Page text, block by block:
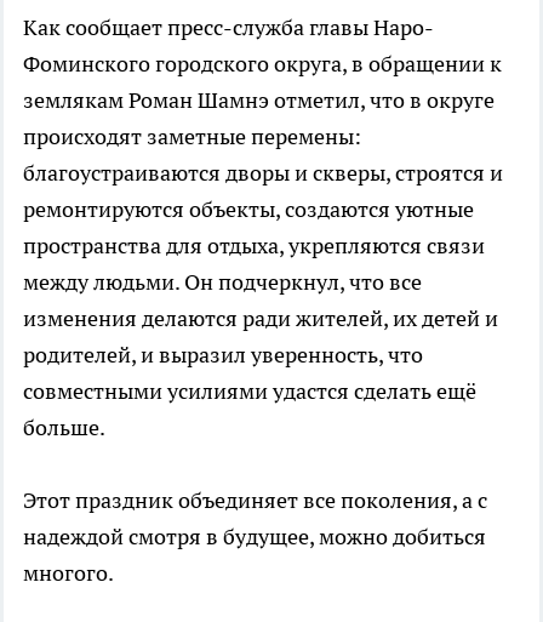
Как сообщает пресс-служба главы Наро-
Фоминского городского округа, в обращении к
землякам Роман Шамнэ отметил, что в округе
происходят заметные перемены:
благоустраиваются дворы и скверы, строятся и
ремонтируются объекты, создаются уютные
пространства для отдыха, укрепляются связи
между людьми. Он подчеркнул, что все
изменения делаются ради жителей, их детей и
родителей, и выразил уверенность, что
совместными усилиями удастся сделать ещё
больше.
Этот праздник объединяет все поколения, а с
надеждой смотря в будущее, можно добиться
многого.